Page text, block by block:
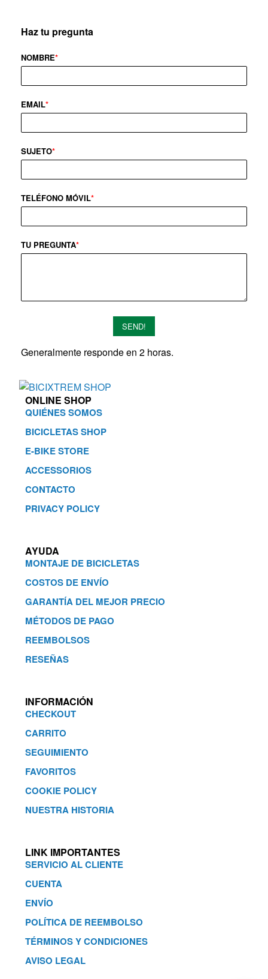
Haz tu pregunta
NOMBRE*
EMAIL*
SUJETO*
TELÉFONO MÓVIL*
TU PREGUNTA*
SEND!
Generalmente responde en 2 horas.
ONLINE SHOP
QUIÉNES SOMOS
BICICLETAS SHOP
E-BIKE STORE
ACCESSORIOS
CONTACTO
PRIVACY POLICY
AYUDA
MONTAJE DE BICICLETAS
COSTOS DE ENVÍO
GARANTÍA DEL MEJOR PRECIO
MÉTODOS DE PAGO
REEMBOLSOS
RESEÑAS
INFORMACIÓN
CHECKOUT
CARRITO
SEGUIMIENTO
FAVORITOS
COOKIE POLICY
NUESTRA HISTORIA
LINK IMPORTANTES
SERVICIO AL CLIENTE
CUENTA
ENVÍO
POLÍTICA DE REEMBOLSO
TÉRMINOS Y CONDICIONES
AVISO LEGAL